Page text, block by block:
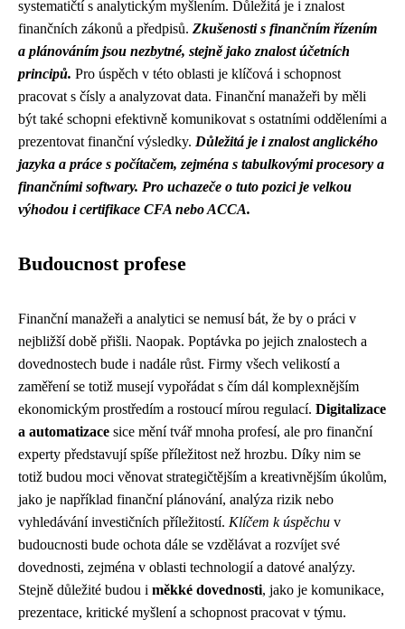
systematičtí s analytickým myšlením. Důležitá je i znalost
finančních zákonů a předpisů. Zkušenosti s finančním řízením
a plánováním jsou nezbytné, stejně jako znalost účetních
principů. Pro úspěch v této oblasti je klíčová i schopnost
pracovat s čísly a analyzovat data. Finanční manažeři by měli
být také schopni efektivně komunikovat s ostatními odděleními a
prezentovat finanční výsledky. Důležitá je i znalost anglického
jazyka a práce s počítačem, zejména s tabulkovými procesory a
finančními softwary. Pro uchazeče o tuto pozici je velkou
výhodou i certifikace CFA nebo ACCA.
Budoucnost profese
Finanční manažeři a analytici se nemusí bát, že by o práci v
nejbližší době přišli. Naopak. Poptávka po jejich znalostech a
dovednostech bude i nadále růst. Firmy všech velikostí a
zaměření se totiž musejí vypořádat s čím dál komplexnějším
ekonomickým prostředím a rostoucí mírou regulací. Digitalizace
a automatizace sice mění tvář mnoha profesí, ale pro finanční
experty představují spíše příležitost než hrozbu. Díky nim se
totiž budou moci věnovat strategičtějším a kreativnějším úkolům,
jako je například finanční plánování, analýza rizik nebo
vyhledávání investičních příležitostí. Klíčem k úspěchu v
budoucnosti bude ochota dále se vzdělávat a rozvíjet své
dovednosti, zejména v oblasti technologií a datové analýzy.
Stejně důležité budou i měkké dovednosti, jako je komunikace,
prezentace, kritické myšlení a schopnost pracovat v týmu.